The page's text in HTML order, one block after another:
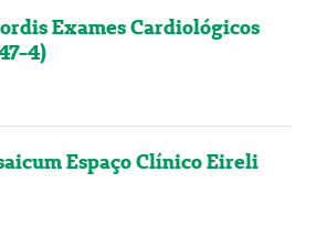
Exames Cardiológicos
4)
Espaço Clínico Eireli